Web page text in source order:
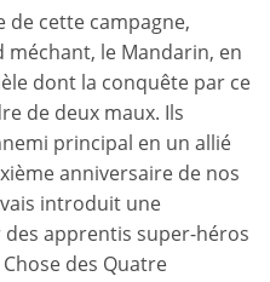
cette campagne,
méchant, le Mandarin, en
dont la conquête par ce
de deux maux. Ils
principal en un allié
anniversaire de nos
introduit une
des apprentis super-héros
des Quatre